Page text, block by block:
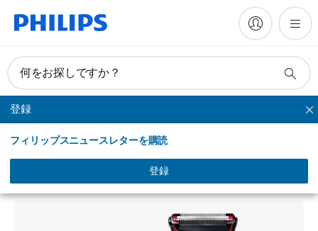
何をお探しですか？
登録
フィリップスニュースレターを購読
登録
トリミング